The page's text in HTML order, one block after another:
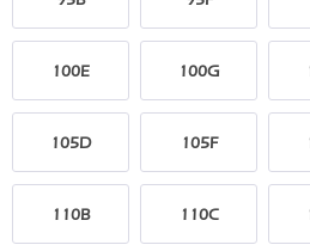
100E 100G
105D 105F
110B 110C